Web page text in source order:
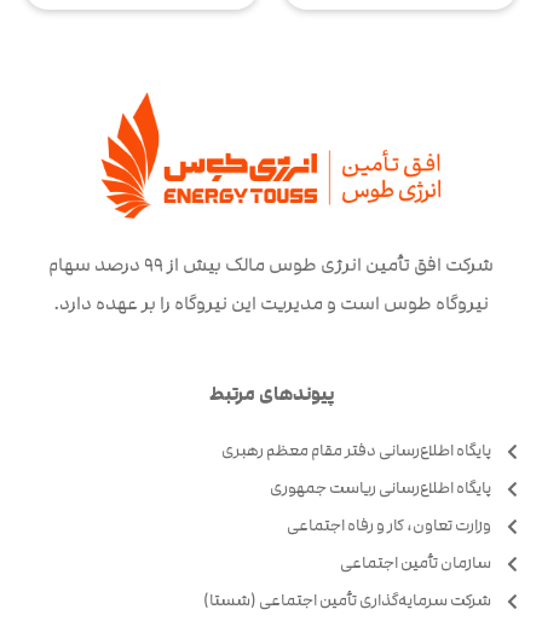
شرکت افق تأمین انرژی طوس مالک بیش از ۹۹ درصد سهام
نیروگاه طوس است و مدیریت این نیروگاه را بر عهده دارد.
پیوندهای مرتبط
پایگاه اطلاع‌رسانی دفتر مقام معظم رهبری
پایگاه اطلاع‌رسانی ریاست جمهوری
وزارت تعاون، کار و رفاه اجتماعی
سازمان تأمین اجتماعی
شرکت سرمایه‌گذاری تأمین اجتماعی (شستا)